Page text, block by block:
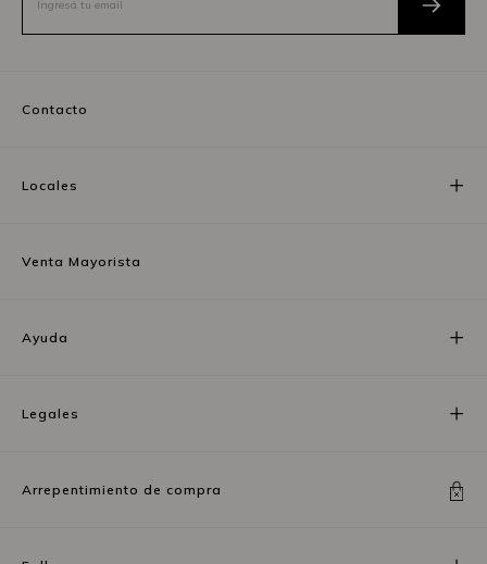
Contacto
Locales
Venta Mayorista
Ayuda
Legales
Arrepentimiento de compra